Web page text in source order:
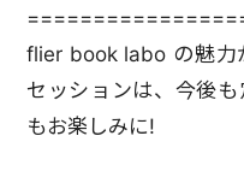
flier book labo の魅力
セッションは、今後
もお楽しみに!